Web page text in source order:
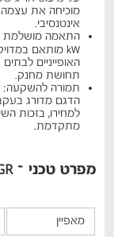
מוכיחה את עצמה
אינטנסיבי.
התאמה מושלמת
kW מותאם
האופייניים
תחושת מחנק.
תמורה להשקעה:
הדגם מדורג
למחירו, בזכות
מתקדמת.
מפרט טכני –
מאפיין